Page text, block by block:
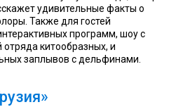
удивительные факты о
Также для гостей
программ, шоу с
китообразных, и
заплывов с дельфинами.